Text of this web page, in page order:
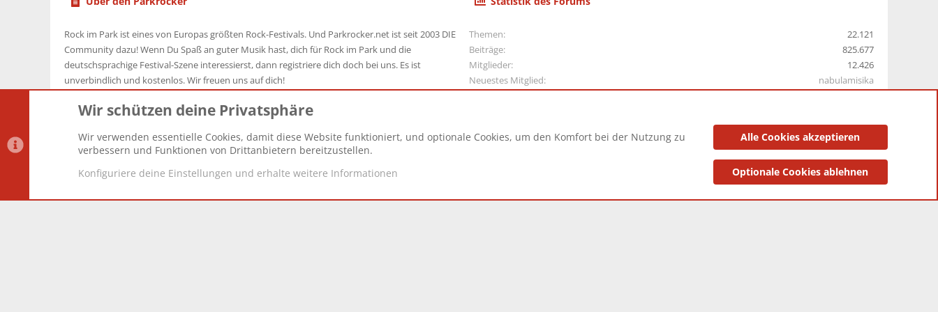
Rock im Park ist eines von Europas größten Rock-Festivals. Und Parkrocker.net ist seit 2003 DIE
Community dazu! Wenn Du Spaß an guter Musik hast, dich für Rock im Park und die
deutschsprachige Festival-Szene interessierst, dann registriere dich doch bei uns. Es ist
unverbindlich und kostenlos. Wir freuen uns auf dich!
Themen
22.121
Beiträge
825.677
Mitglieder
12.426
Neuestes Mitglied
nabulamisika
Datenschutz-Einstellungen PR Light Deutsch [Du] Datenschutzerklärung Impressum
Wir schützen deine Privatsphäre
Wir verwenden essentielle Cookies, damit diese Website funktioniert, und optionale Cookies, um den Komfort bei der Nutzung zu
verbessern und Funktionen von Drittanbietern bereitzustellen.
Konfiguriere deine Einstellungen und erhalte weitere Informationen
Alle Cookies akzeptieren
Optionale Cookies ablehnen